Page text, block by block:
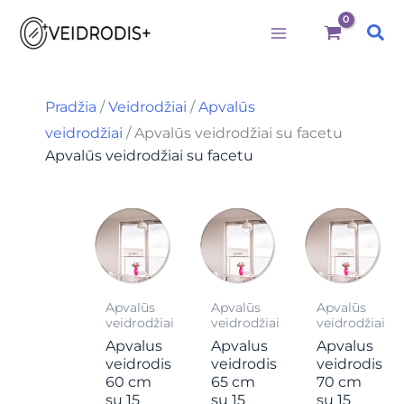
Pereiti
prie
i
n
a
k
e
š
Pradžia /Veidrodžiai /Apvalūs
veidrodžiai / Apvalūs veidrodžiai su facetu
Apvalūs veidrodžiai su facetu
Apvalūs
veidrodžiai
Apvalus
veidrodis
60 cm
su 15
Apvalūs
veidrodžiai
Apvalus
veidrodis
65 cm
su 15
Apvalūs
veidrodžiai
Apvalus
veidrodis
70 cm
su 15